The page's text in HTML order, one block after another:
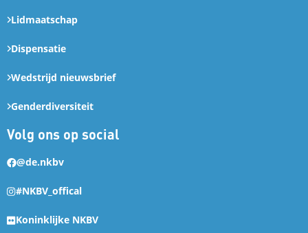
Lidmaatschap
Dispensatie
Wedstrijd nieuwsbrief
Genderdiversiteit
Volg ons op social
@de.nkbv
#NKBV_offical
Koninklijke NKBV